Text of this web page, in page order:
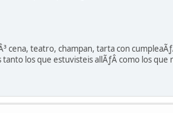
cena, teatro, champan, tarta con
los que estuvisteis allÃƒÂ­ como los que